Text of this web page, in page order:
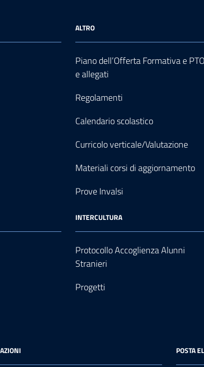
ALTRO
Piano dell’Offerta Formativa e
e allegati
Regolamenti
Calendario scolastico
Curricolo verticale/Valutazione
Materiali corsi di aggiornamento
Prove Invalsi
INTERCULTURA
Protocollo Accoglienza Alunni
Stranieri
Progetti
POSTA